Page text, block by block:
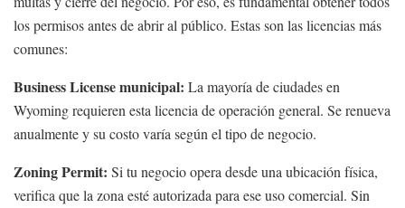
los permisos antes de abrir al público. Estas son las licencias más
comunes:
Business License municipal: La mayoría de ciudades en
Wyoming requieren esta licencia de operación general. Se renueva
anualmente y su costo varía según el tipo de negocio.
Zoning Permit: Si tu negocio opera desde una ubicación física,
verifica que la zona esté autorizada para ese uso comercial. Sin